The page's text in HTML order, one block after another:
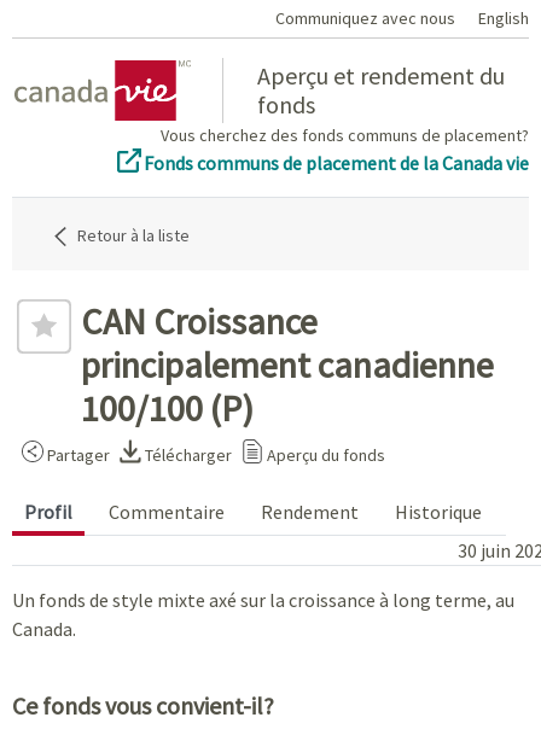
Communiquez avec nous English
Aperçu et rendement du
fonds
Vous cherchez des fonds communs de placement?
Fonds communs de placement de la Canada vie
Retour à la liste
CAN Croissance
principalement canadienne
100/100 (P)
Partager Télécharger Aperçu du fonds
Profil Commentaire Rendement
Historique
30 juin
Un fonds de style mixte axé sur la croissance à long terme, au
Canada.
Ce fonds vous convient-il?